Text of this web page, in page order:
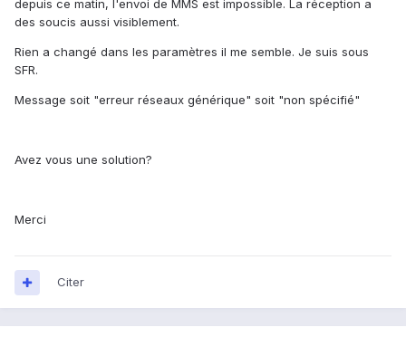
depuis ce matin, l'envoi de MMS est impossible. La réception a
des soucis aussi visiblement.
Rien a changé dans les paramètres il me semble. Je suis sous
SFR.
Message soit "erreur réseaux générique" soit "non spécifié"
Avez vous une solution?
Merci
Citer